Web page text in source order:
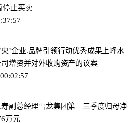
停止买卖
’企业.品牌引领行动优秀成果 上峰水
增资并对外收购资产的议案
副总经理雪龙集团第—三季度归母净
万元